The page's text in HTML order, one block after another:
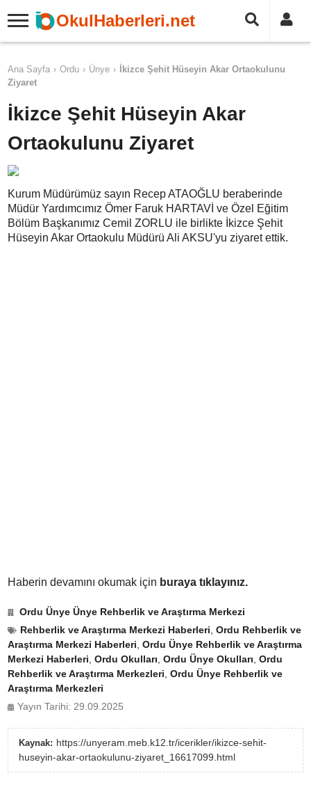
OkulHaberleri.net
Ana Sayfa Ordu Ünye
İkizce Şehit Hüseyin Akar Ortaokulunu
Ziyaret
İkizce Şehit Hüseyin Akar
Ortaokulunu Ziyaret
Kurum Müdürümüz sayın Recep ATAOĞLU beraberinde
Müdür Yardımcımız Ömer Faruk HARTAVİ ve Özel Eğitim
Bölüm Başkanımız Cemil ZORLU ile birlikte İkizce Şehit
Hüseyin Akar Ortaokulu Müdürü Ali AKSU'yu ziyaret ettik.
Haberin devamını okumak için buraya tıklayınız.
Ordu Ünye Ünye Rehberlik ve Araştırma Merkezi
Rehberlik ve Araştırma Merkezi Haberleri ,Ordu Rehberlik ve
Araştırma Merkezi Haberleri ,Ordu Ünye Rehberlik ve Araştırma
Merkezi Haberleri ,Ordu Okulları ,Ordu Ünye Okulları ,Ordu
Rehberlik ve Araştırma Merkezleri ,Ordu Ünye Rehberlik ve
Araştırma Merkezleri
Yayın Tarihi: 29.09.2025
Kaynak: https://unyeram.meb.k12.tr/icerikler/ikizce-sehit-
huseyin-akar-ortaokulunu-ziyaret_16617099.html